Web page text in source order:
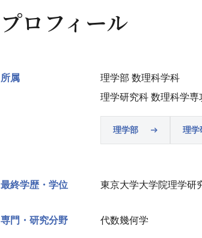
プロフィール
所属
理学部 数理科学科
理学研究科 数理科学専
理学部 理学
最終学歴・学位 東京大学大学院理学研
専門・研究分野 代数幾何学